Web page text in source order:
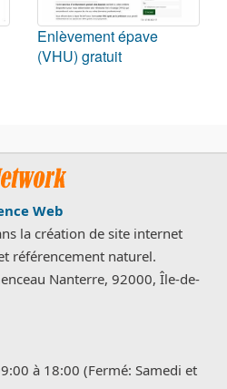
Enlèvement épave
(VHU) gratuit
Web
la création de site internet
référencement naturel.
Nanterre, 92000, Île-de-
à 18:00 (Fermé: Samedi et